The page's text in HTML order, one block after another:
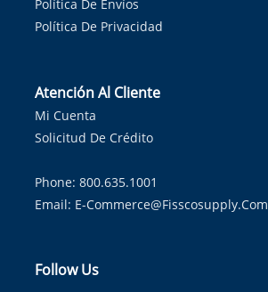
Política De Envíos
Política De Privacidad
Atención Al Cliente
Mi Cuenta
Solicitud De Crédito
Phone: 800.635.1001
Email: E-Commerce@fisscosupply.com
Follow Us